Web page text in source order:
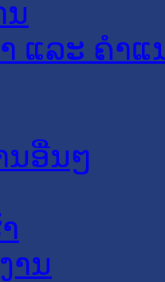
ນ
ແລະ ຄໍາແ
ນອື່ນໆ
ານ